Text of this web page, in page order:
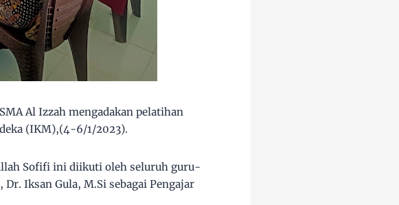
Al Izzah mengadakan pelatihan
(IKM),(4-6/1/2023).
Sofifi ini diikuti oleh seluruh guru-
Iksan Gula, M.Si sebagai Pengajar